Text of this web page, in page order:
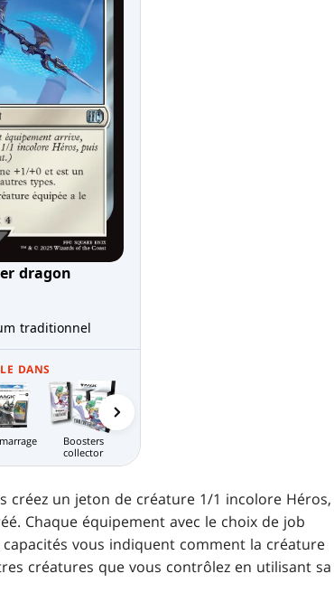
dragon
traditionnel
DANS
Boosters
collector
créez un jeton de créature 1/1 incolore
Chaque équipement avec le choix de job
vous indiquent comment la créature
créatures que vous contrôlez en utilisant sa